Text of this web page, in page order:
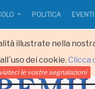
illustrate nella
dei cookie. Clicca
POLITICA EVENTI
le vostre segnalazioni